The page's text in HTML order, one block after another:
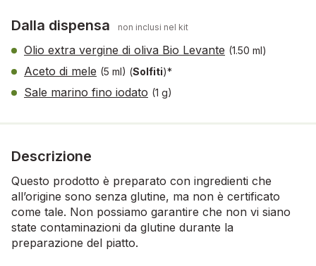
Dalla dispensa non inclusi nel kit
Olio extra vergine di oliva Bio Levante (1.50 ml)
Aceto di mele (5 ml) (Solfiti)*
Sale marino fino iodato (1 g)
Descrizione
Questo prodotto è preparato con ingredienti che
all’origine sono senza glutine, ma non è certificato
come tale. Non possiamo garantire che non vi siano
state contaminazioni da glutine durante la
preparazione del piatto.